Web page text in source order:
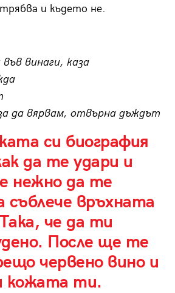
и където не.
винаги, каза
да вярвам, отвърна дъждът
си биография
да те удари и
нежно да те
съблече връхната
че да ти
После ще те
червено вино и
кожата ти.